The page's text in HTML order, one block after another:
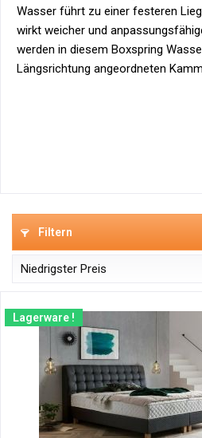
Wasser führt zu einer festeren
wirkt weicher und
werden in diesem Boxspring
Längsrichtung angeordneten
Filtern
Lagerware !